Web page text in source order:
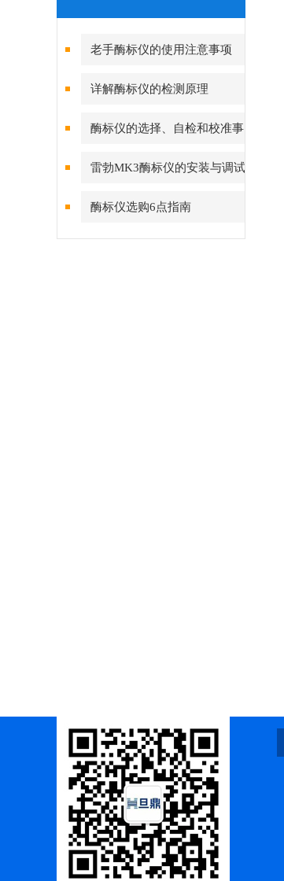
老手酶标仪的使用注意事项
详解酶标仪的检测原理
酶标仪的选择、自检和校准事
项
雷勃MK3酶标仪的安装与调试
酶标仪选购6点指南